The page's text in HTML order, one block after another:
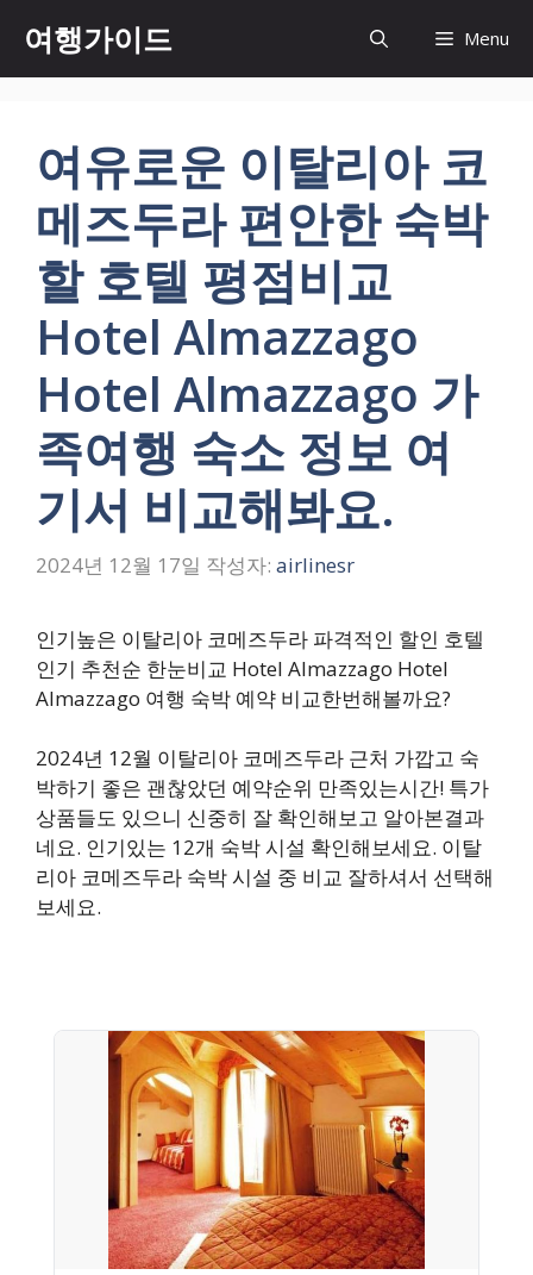
츠
여행가이드 Menu
여유로운 이탈리아 코
메즈두라 편안한 숙박
할 호텔 평점비교
Hotel Almazzago
Hotel Almazzago 가
족여행 숙소 정보 여
기서 비교해봐요.
2024년 12월 17일 작성자: airlinesr
인기높은 이탈리아 코메즈두라 파격적인 할인 호텔
인기 추천순 한눈비교 Hotel Almazzago Hotel
Almazzago 여행 숙박 예약 비교한번해볼까요?
2024년 12월 이탈리아 코메즈두라 근처 가깝고 숙
박하기 좋은 괜찮았던 예약순위 만족있는시간! 특가
상품들도 있으니 신중히 잘 확인해보고 알아본결과
네요. 인기있는 12개 숙박 시설 확인해보세요. 이탈
리아 코메즈두라 숙박 시설 중 비교 잘하셔서 선택해
보세요.